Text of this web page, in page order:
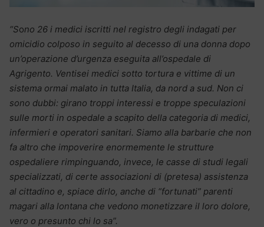
“Sono 26 i medici iscritti nel registro degli indagati per
omicidio colposo in seguito al decesso di una donna dopo
un’operazione d’urgenza eseguita all’ospedale di
Agrigento. Ventisei medici sotto tortura e vittime di un
sistema ormai malato in tutta Italia, da nord a sud. Non ci
sono dubbi: girano troppi interessi e troppe speculazioni
sulle morti in ospedale a scapito della categoria di medici,
infermieri e operatori sanitari. Siamo alla barbarie che non
fa altro che impoverire enormemente le strutture
ospedaliere rimpinguando, invece, le casse di studi legali
specializzati, di certe associazioni di (pretesa) assistenza
al cittadino e, spiace dirlo, anche di “fortunati” parenti
magari alla lontana che vedono monetizzare il loro dolore,
vero o presunto chi lo sa”.